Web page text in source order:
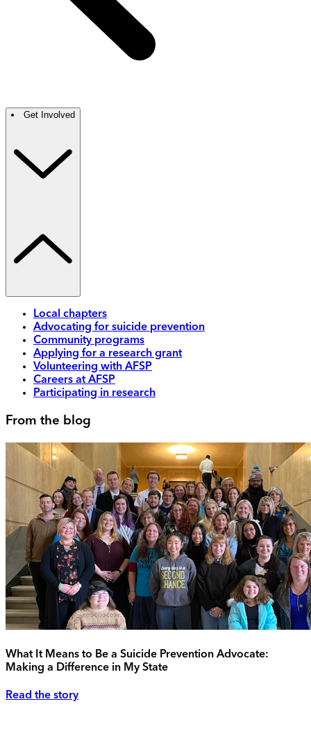
Get Involved
Local chapters
Advocating for suicide prevention
Community programs
Applying for a research grant
Volunteering with AFSP
Careers at AFSP
Participating in research
From the blog
What It Means to Be a Suicide Prevention Advocate:
Making a Difference in My State
Read the story